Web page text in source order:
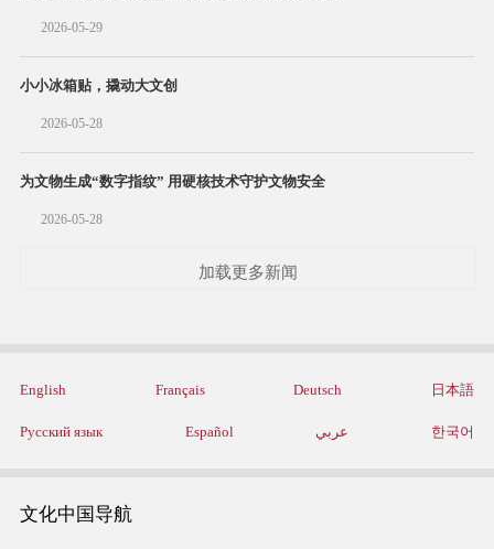
2026-05-29
小小冰箱贴，撬动大文创
2026-05-28
为文物生成“数字指纹” 用硬核技术守护文物安全
2026-05-28
加载更多新闻
English Français Deutsch 日本語
Русский язык Español عربي 한국어
文化中国导航